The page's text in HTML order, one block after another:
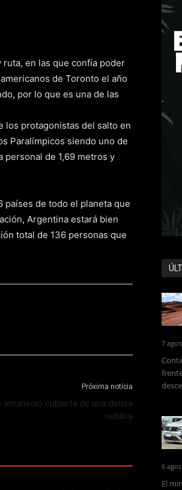
ruta, en las que confía poder
de Toronto el año
por lo que es una de las
los protagonistas del salto en
Paralímpicos siendo uno de
personal de 1,69 metros y
países de todo el planeta que
Argentina estará bien
total de 136 personas que
Próxima noticia
amaneció cubierta de una densa
neblina
7
6
El